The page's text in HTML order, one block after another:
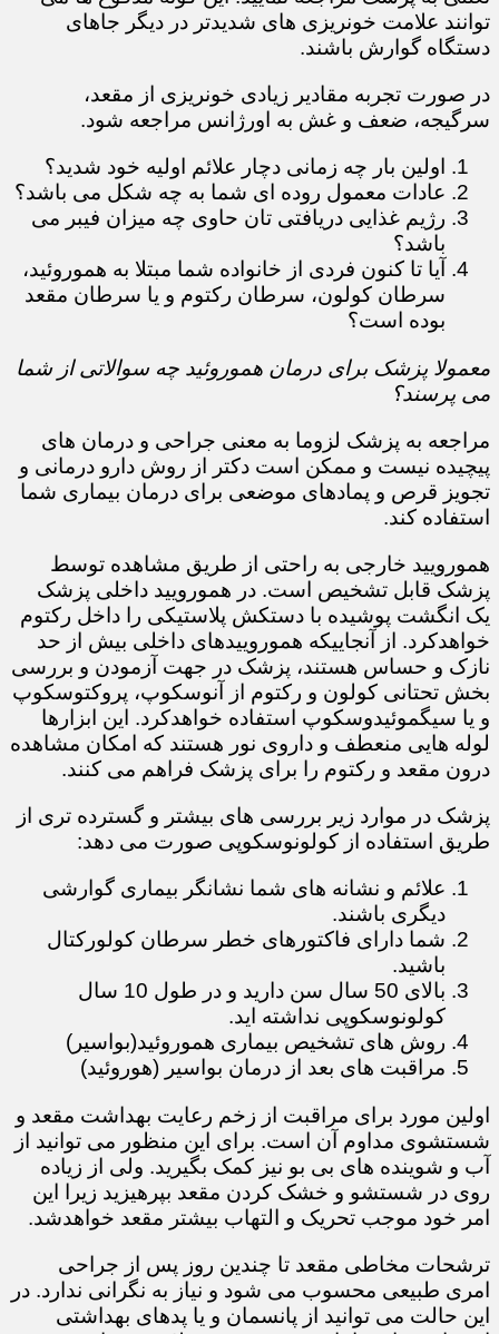
توانند علامت خونریزی های شدیدتر در دیگر جاهای
دستگاه گوارش باشند.
در صورت تجربه مقادیر زیادی خونریزی از مقعد،
سرگیجه، ضعف و غش به اورژانس مراجعه شود.
​​​​​​​​​​​​​​اولین بار چه زمانی دچار علائم اولیه خود شدید؟
عادات معمول روده ای شما به چه شکل می باشد؟
رژیم غذایی دریافتی تان حاوی چه میزان فیبر می
باشد؟
آیا تا کنون فردی از خانواده شما مبتلا به هموروئید،
سرطان کولون، سرطان رکتوم و یا سرطان مقعد
بوده است؟​​​​​​​
معمولا پزشک برای درمان هموروئید چه سوالاتی از شما
می پرسند؟
مراجعه به پزشک لزوما به معنی جراحی و درمان های
پیچیده نیست و ممکن است دکتر از روش دارو درمانی و
تجویز قرص و پمادهای موضعی برای درمان بیماری شما
استفاده کند.​​​​​​​
همورویید خارجی به راحتی از طریق مشاهده توسط
پزشک قابل تشخیص است. در همورویید داخلی پزشک
یک انگشت پوشیده با دستکش پلاستیکی را داخل رکتوم
خواهدکرد. از آنجاییکه هموروییدهای داخلی بیش از حد
نازک و حساس هستند، پزشک در جهت آزمودن و بررسی
بخش تحتانی کولون و رکتوم از آنوسکوپ، پروکتوسکوپ
و یا سیگموئیدوسکوپ استفاده خواهدکرد. این ابزارها
لوله هایی منعطف و داروی نور هستند که امکان مشاهده
درون مقعد و رکتوم را برای پزشک فراهم می کنند.
پزشک در موارد زیر بررسی های بیشتر و گسترده تری از
طریق استفاده از کولونوسکوپی صورت می دهد:
علائم و نشانه های شما نشانگر بیماری گوارشی
دیگری باشند.
شما دارای فاکتورهای خطر سرطان کولورکتال
باشید.
بالای 50 سال سن دارید و در طول 10 سال
کولونوسکوپی نداشته اید.​​​​​
روش های تشخیص بیماری هموروئید(بواسیر)
مراقبت های بعد از درمان بواسیر (هوروئید)
اولین مورد برای مراقبت از زخم رعایت بهداشت مقعد و
شستشوی مداوم آن است. برای این منظور می توانید از
آب و شوینده های بی بو نیز کمک بگیرید. ولی از زیاده
روی در شستشو و خشک کردن مقعد بپرهیزید زیرا این
امر خود موجب تحریک و التهاب بیشتر مقعد خواهدشد.
ترشحات مخاطی مقعد تا چندین روز پس از جراحی
امری طبیعی محسوب می شود و نیاز به نگرانی ندارد. در
این حالت می توانید از پانسمان و یا پدهای بهداشتی